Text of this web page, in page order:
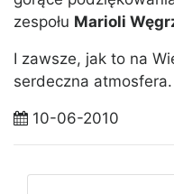
zespołu Marioli
I zawsze, jak to na
serdeczna atmosfera.
10-06-2010